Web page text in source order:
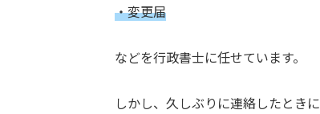
・変更届
などを行政書士に任せています。
しかし、久しぶりに連絡したときに